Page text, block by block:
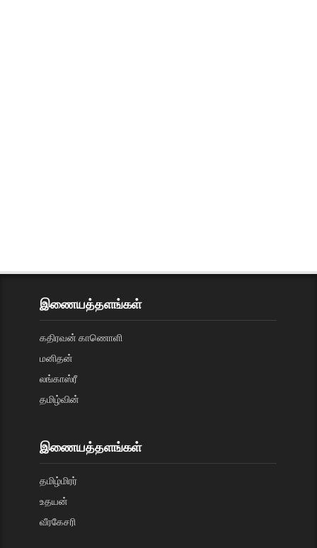
இணையத்தளங்கள்
கதிரவன் காணொளி
மனிதன்
லங்காஸ்ரீ
தமிழ்வின்
இணையத்தளங்கள்
தமிழ்மிரர்
உதயன்
வீரகேசரி